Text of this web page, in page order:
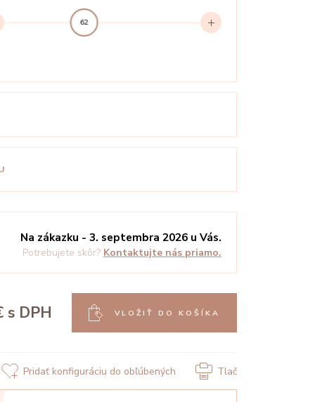
62
Na zákazku - 3. septembra 2026 u Vás.
Potrebujete skôr? Kontaktujte nás priamo.
s DPH VLOŽIŤ DO KOŠÍKA
Pridať konfiguráciu do obľúbených Tlač